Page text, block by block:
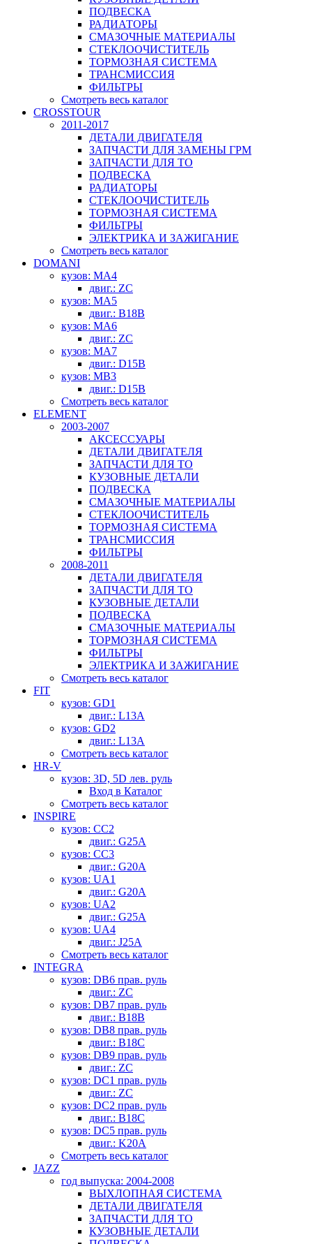
ПОДВЕСКА
РАДИАТОРЫ
СМАЗОЧНЫЕ МАТЕРИАЛЫ
СТЕКЛООЧИСТИТЕЛЬ
ТОРМОЗНАЯ СИСТЕМА
ТРАНСМИССИЯ
ФИЛЬТРЫ
Смотреть весь каталог
CROSSTOUR
2011-2017
ДЕТАЛИ ДВИГАТЕЛЯ
ЗАПЧАСТИ ДЛЯ ЗАМЕНЫ ГРМ
ЗАПЧАСТИ ДЛЯ ТО
ПОДВЕСКА
РАДИАТОРЫ
СТЕКЛООЧИСТИТЕЛЬ
ТОРМОЗНАЯ СИСТЕМА
ФИЛЬТРЫ
ЭЛЕКТРИКА И ЗАЖИГАНИЕ
Смотреть весь каталог
DOMANI
кузов: MA4
двиг.: ZC
кузов: MA5
двиг.: B18B
кузов: MA6
двиг.: ZC
кузов: MA7
двиг.: D15B
кузов: MB3
двиг.: D15B
Смотреть весь каталог
ELEMENT
2003-2007
АКСЕССУАРЫ
ДЕТАЛИ ДВИГАТЕЛЯ
ЗАПЧАСТИ ДЛЯ ТО
КУЗОВНЫЕ ДЕТАЛИ
ПОДВЕСКА
СМАЗОЧНЫЕ МАТЕРИАЛЫ
СТЕКЛООЧИСТИТЕЛЬ
ТОРМОЗНАЯ СИСТЕМА
ТРАНСМИССИЯ
ФИЛЬТРЫ
2008-2011
ДЕТАЛИ ДВИГАТЕЛЯ
ЗАПЧАСТИ ДЛЯ ТО
КУЗОВНЫЕ ДЕТАЛИ
ПОДВЕСКА
СМАЗОЧНЫЕ МАТЕРИАЛЫ
ТОРМОЗНАЯ СИСТЕМА
ФИЛЬТРЫ
ЭЛЕКТРИКА И ЗАЖИГАНИЕ
Смотреть весь каталог
FIT
кузов: GD1
двиг.: L13A
кузов: GD2
двиг.: L13A
Смотреть весь каталог
HR-V
кузов: 3D, 5D лев. руль
Вход в Каталог
Смотреть весь каталог
INSPIRE
кузов: CC2
двиг.: G25A
кузов: CC3
двиг.: G20A
кузов: UA1
двиг.: G20A
кузов: UA2
двиг.: G25A
кузов: UA4
двиг.: J25A
Смотреть весь каталог
INTEGRA
кузов: DB6 прав. руль
двиг.: ZC
кузов: DB7 прав. руль
двиг.: B18B
кузов: DB8 прав. руль
двиг.: B18C
кузов: DB9 прав. руль
двиг.: ZC
кузов: DC1 прав. руль
двиг.: ZC
кузов: DC2 прав. руль
двиг.: B18C
кузов: DC5 прав. руль
двиг.: K20A
Смотреть весь каталог
JAZZ
год выпуска: 2004-2008
ВЫХЛОПНАЯ СИСТЕМА
ДЕТАЛИ ДВИГАТЕЛЯ
ЗАПЧАСТИ ДЛЯ ТО
КУЗОВНЫЕ ДЕТАЛИ